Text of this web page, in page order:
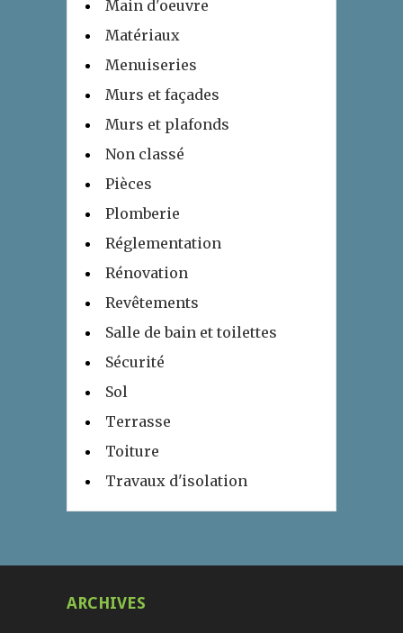
Main d'oeuvre
Matériaux
Menuiseries
Murs et façades
Murs et plafonds
Non classé
Pièces
Plomberie
Réglementation
Rénovation
Revêtements
Salle de bain et toilettes
Sécurité
Sol
Terrasse
Toiture
Travaux d'isolation
ARCHIVES